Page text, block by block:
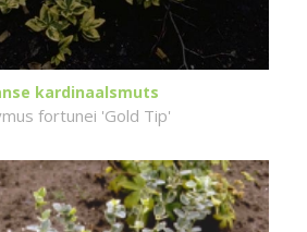
kardinaalsmuts
fortunei 'Gold Tip'